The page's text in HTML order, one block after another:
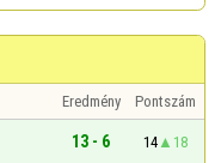
Eredmény
Pontszám
13 - 6 14
18